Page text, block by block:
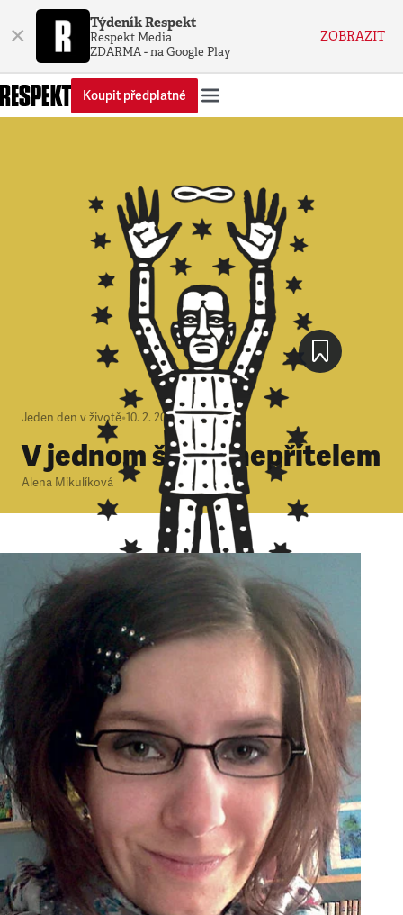
× Týdeník Respekt
Respekt Media
ZDARMA - na Google Play
ZOBRAZIT
Koupit předplatné
Jeden den v životě•10. 2. 2013•4minuty
V jednom šiku s nepřítelem
Alena Mikulíková